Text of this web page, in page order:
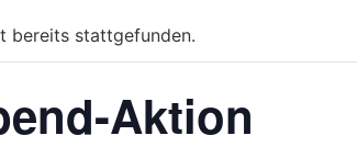
bereits stattgefunden.
Aktion